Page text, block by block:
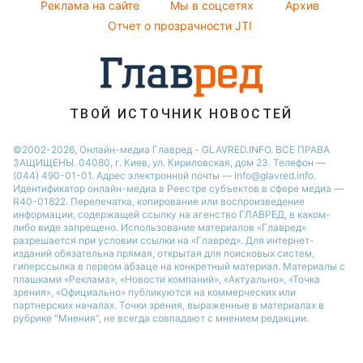
Максим Галкин
Виталий Козловский
Все о шоу-бизнесе
Реклама на сайте
Мы в соцсетях
Архив
Отчет о прозрачности JTI
ТВОЙ ИСТОЧНИК НОВОСТЕЙ
©2002-2026, Онлайн-медиа Главред - GLAVRED.INFO. ВСЕ ПРАВА
ЗАЩИЩЕНЫ. 04080, г. Киев, ул. Кириловская, дом 23. Телефон —
(044) 490-01-01. Адрес электронной почты — info@glavred.info.
Идентификатор онлайн-медиа в Реестре cубъектов в сфере медиа —
R40-01822. Перепечатка, копирование или воспроизведение
информации, содержащей ссылку на агенство ГЛАВРЕД, в каком-
либо виде запрещено. Использование материалов «Главред»
разрешается при условии ссылки на «Главред». Для интернет-
изданий обязательна прямая, открытая для поисковых систем,
гиперссылка в первом абзаце на конкретный материал. Материалы с
плашками «Реклама», «Новости компаний», «Актуально», «Точка
зрения», «Официально» публикуются на коммерческих или
партнерских началах. Точки зрения, выраженные в материалах в
рубрике "Мнения", не всегда совпадают с мнением редакции.